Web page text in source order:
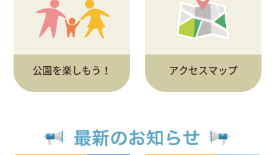
公園を楽しもう！ アクセスマップ